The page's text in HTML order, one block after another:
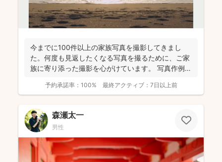
今までに100件以上の家族写真を撮影してきまし
た。何度も見返したくなる写真を撮るために、ご家
族に寄り添った撮影を心がけています。 写真作例は
予約承諾率： 100% 最終アクティブ： 7日以上前
森瀬太一
男性